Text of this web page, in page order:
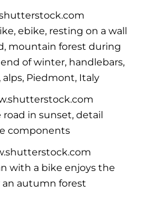
ebike, resting on a wall
mountain forest during
of winter, handlebars,
alps, Piedmont, Italy
in sunset, detail
components
with a bike enjoys the
an autumn forest